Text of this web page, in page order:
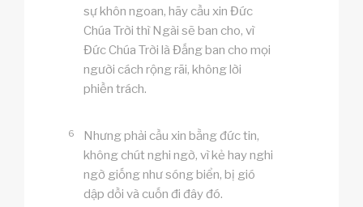
sự khôn ngoan, hãy cầu xin Đức
Chúa Trời thì Ngài sẽ ban cho, vì
Đức Chúa Trời là Đấng ban cho mọi
người cách rộng rãi, không lời
phiền trách.
6
Nhưng phải cầu xin bằng đức tin,
không chút nghi ngờ, vì kẻ hay nghi
ngờ giống như sóng biển, bị gió
dập dồi và cuốn đi đây đó.